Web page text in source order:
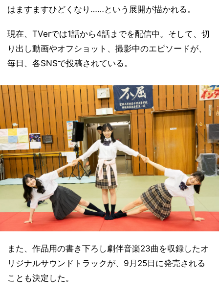
はますますひどくなり……という展開が描かれる。
現在、TVerでは1話から4話までを配信中。そして、切
り出し動画やオフショット、撮影中のエピソードが、
毎日、各SNSで投稿されている。
また、作品用の書き下ろし劇伴音楽23曲を収録したオ
リジナルサウンドトラックが、9月25日に発売される
ことも決定した。